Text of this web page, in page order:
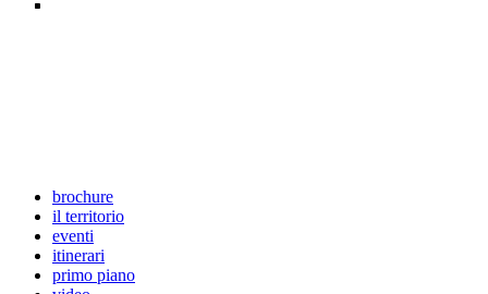
brochure
il territorio
eventi
itinerari
primo piano